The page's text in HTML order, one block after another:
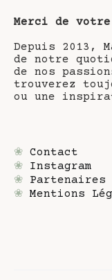
Merci de
Depuis 2013,
de notre
de nos
trouverez
ou une
❀ Contact
❀ Instagram
❀ Partenaires
❀ Mentions